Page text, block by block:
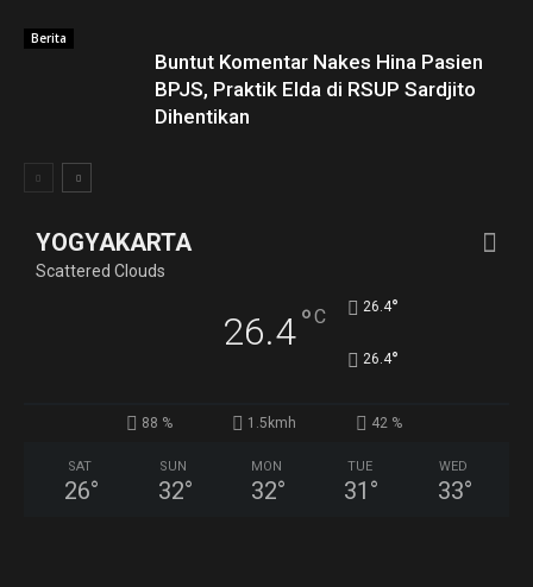
Berita
Buntut Komentar Nakes Hina Pasien
BPJS, Praktik Elda di RSUP Sardjito
Dihentikan
YOGYAKARTA
Scattered Clouds
26.4°C 26.4°
26.4°
88 % 1.5kmh 42 %
SAT
26°
SUN
32°
MON
32°
TUE
31 °
WED
33°